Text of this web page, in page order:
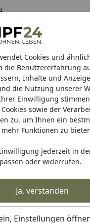
Cookies und
die Benutzererfahrung
Inhalte und
die Nutzung unserer
Einwilligung
sowie der
zu, um Ihnen ein
Funktionen zu
jederzeit in
oder widerrufen.
Ja, verstanden
Einstellungen
App Store
gratis
(Gesamtwert bis
Motorradzubehör &
Stealth-